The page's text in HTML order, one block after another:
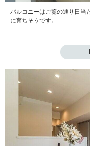
バルコニーはご覧の通り日当
に育ちそうです。